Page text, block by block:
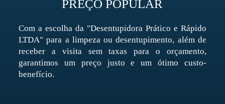
PREÇO POPULAR
Com a escolha da "Desentupidora Prático e Rápido
LTDA" para a limpeza ou desentupimento, além de
receber a visita sem taxas para o orçamento,
garantimos um preço justo e um ótimo custo-
benefício.